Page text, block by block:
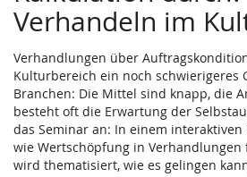
ständige
im
Kultur­
bereich
Verhandeln im
Verhandlungen über
Kulturbereich ein noch schwierigeres
Branchen: Die Mittel sind knapp, die
besteht oft die Erwartung der
das Seminar an: In einem
wie Wertschöpfung in
wird thematisiert, wie es gelingen